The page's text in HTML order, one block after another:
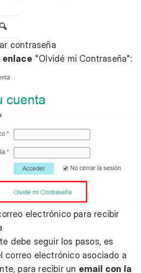
contraseña
enlace "Olvidé mi Contraseña":
electrónico para recibir
debe seguir los pasos, es
correo electrónico asociado a
para recibir un email con la